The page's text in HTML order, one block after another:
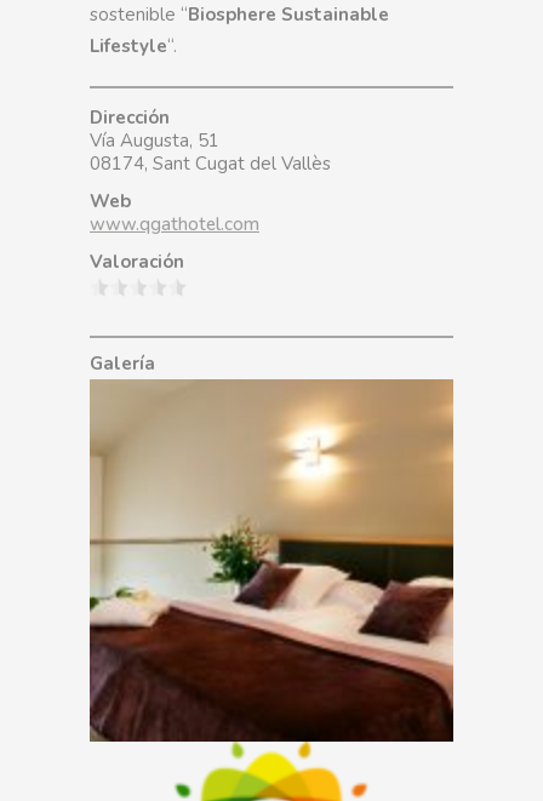
sostenible “Biosphere Sustainable
Lifestyle“.
Dirección
Vía Augusta, 51
08174, Sant Cugat del Vallès
Web
www.qgathotel.com
Valoración
Galería